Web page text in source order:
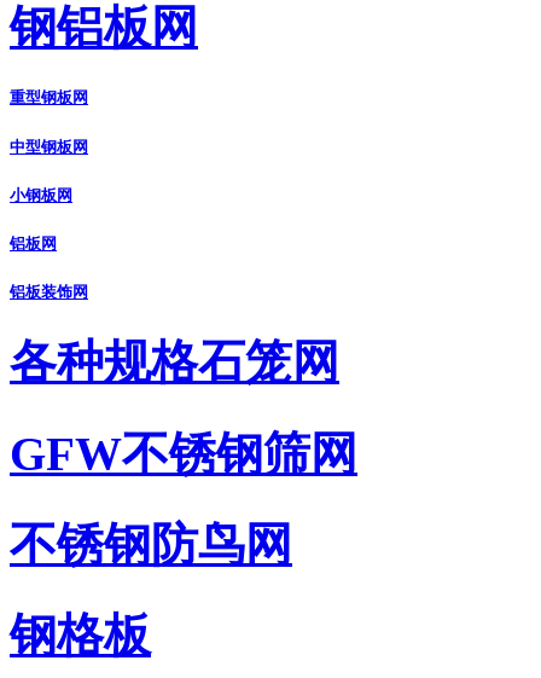
钢铝板网
重型钢板网
中型钢板网
小钢板网
铝板网
铝板装饰网
各种规格石笼网
GFW不锈钢筛网
不锈钢防鸟网
钢格板